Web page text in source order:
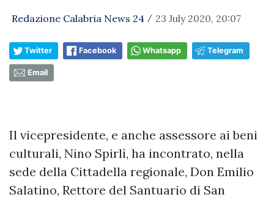
Redazione Calabria News 24 / 23 July 2020, 20:07
Twitter Facebook Whatsapp Telegram
Email
Il vicepresidente, e anche assessore ai beni
culturali, Nino Spirlì, ha incontrato, nella
sede della Cittadella regionale, Don Emilio
Salatino, Rettore del Santuario di San